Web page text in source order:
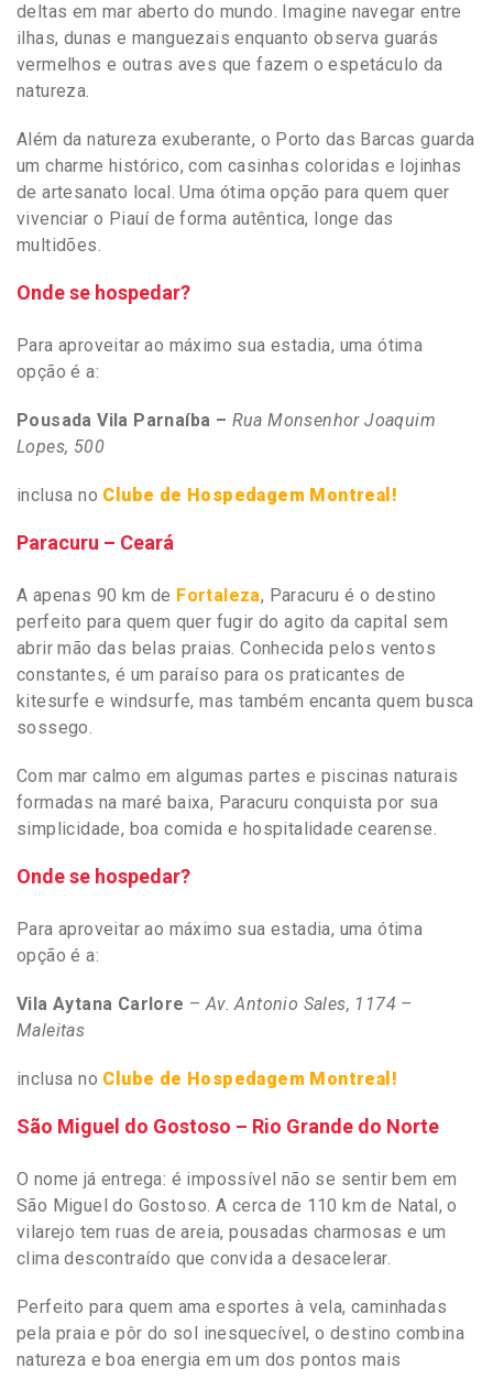
deltas em mar aberto do mundo. Imagine navegar entre
ilhas, dunas e manguezais enquanto observa guarás
vermelhos e outras aves que fazem o espetáculo da
natureza.
Além da natureza exuberante, o Porto das Barcas guarda
um charme histórico, com casinhas coloridas e lojinhas
de artesanato local. Uma ótima opção para quem quer
vivenciar o Piauí de forma autêntica, longe das
multidões.
Onde se hospedar?
Para aproveitar ao máximo sua estadia, uma ótima
opção é a:
Pousada Vila Parnaíba – Rua Monsenhor Joaquim
Lopes, 500
inclusa no Clube de Hospedagem Montreal!
Paracuru – Ceará
A apenas 90 km de Fortaleza, Paracuru é o destino
perfeito para quem quer fugir do agito da capital sem
abrir mão das belas praias. Conhecida pelos ventos
constantes, é um paraíso para os praticantes de
kitesurfe e windsurfe, mas também encanta quem busca
sossego.
Com mar calmo em algumas partes e piscinas naturais
formadas na maré baixa, Paracuru conquista por sua
simplicidade, boa comida e hospitalidade cearense.
Onde se hospedar?
Para aproveitar ao máximo sua estadia, uma ótima
opção é a:
Vila Aytana Carlore –Av. Antonio Sales, 1174 –
Maleitas
inclusa no Clube de Hospedagem Montreal!
São Miguel do Gostoso – Rio Grande do Norte
O nome já entrega: é impossível não se sentir bem em
São Miguel do Gostoso. A cerca de 110 km de Natal, o
vilarejo tem ruas de areia, pousadas charmosas e um
clima descontraído que convida a desacelerar.
Perfeito para quem ama esportes à vela, caminhadas
pela praia e pôr do sol inesquecível, o destino combina
natureza e boa energia em um dos pontos mais